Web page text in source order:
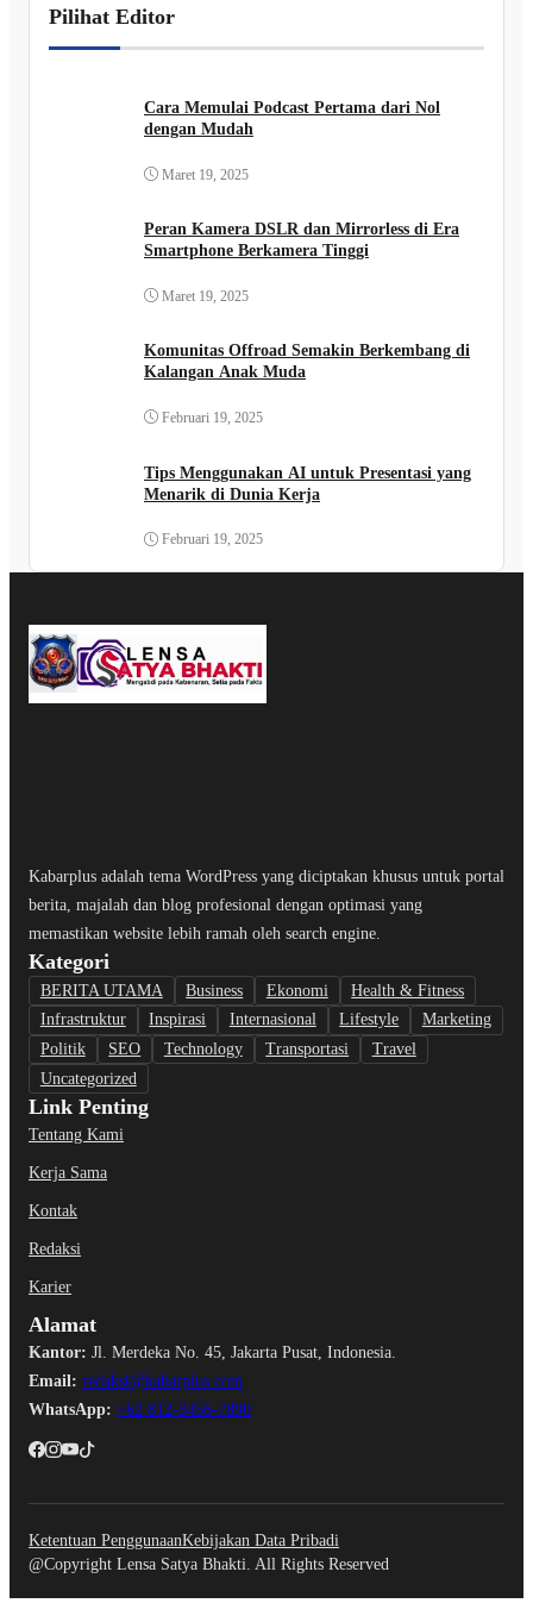
Pilihat Editor
Cara Memulai Podcast Pertama dari Nol
dengan Mudah
Maret 19, 2025
Peran Kamera DSLR dan Mirrorless di Era
Smartphone Berkamera Tinggi
Maret 19, 2025
Komunitas Offroad Semakin Berkembang di
Kalangan Anak Muda
Februari 19, 2025
Tips Menggunakan AI untuk Presentasi yang
Menarik di Dunia Kerja
Februari 19, 2025
Kabarplus adalah tema WordPress yang diciptakan khusus untuk portal
berita, majalah dan blog profesional dengan optimasi yang
memastikan website lebih ramah oleh search engine.
Kategori
BERITA UTAMA Business Ekonomi
Health & Fitness
Infrastruktur
Inspirasi Internasional Lifestyle
Marketing
Politik
SEO Technology Transportasi
Travel
Uncategorized
Link Penting
Tentang Kami
Kerja Sama
Kontak
Redaksi
Karier
Alamat
Kantor: Jl. Merdeka No. 45, Jakarta Pusat, Indonesia.
Email: redaksi@kabarplus.com
WhatsApp: +62 812-3456-7890
Ketentuan PenggunaanKebijakan Data Pribadi
@Copyright Lensa Satya Bhakti. All Rights Reserved